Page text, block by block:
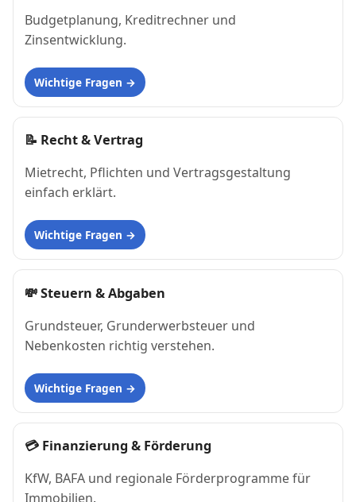
Budgetplanung, Kreditrechner und
Zinsentwicklung.
Wichtige Fragen
📝 Recht & Vertrag
Mietrecht, Pflichten und Vertragsgestaltung
einfach erklärt.
Wichtige Fragen
💸Steuern & Abgaben
Grundsteuer, Grunderwerbsteuer und
Nebenkosten richtig verstehen.
Wichtige Fragen
💳 Finanzierung & Förderung
KfW, BAFA und regionale Förderprogramme für
Immobilien.